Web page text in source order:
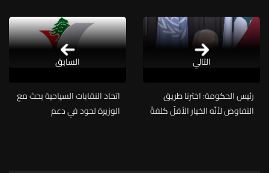
التالي
رئيس الحكومة: اخترنا طريق
التفاوض لأنّه الخيار الأقلّ كلفةً
اتحاد النقابات السياحية بحث مع
الوزيرة لحود في دعم
السابق